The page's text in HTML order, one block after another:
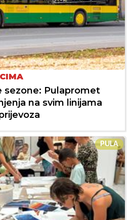
sezone: Pulapromet
na svim linijama
PULA